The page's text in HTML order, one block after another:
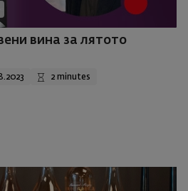
вина за лятото
2 minutes